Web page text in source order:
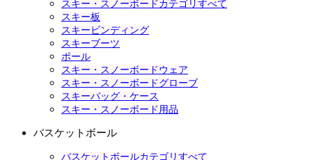
スキー・スノーボードカテゴリすべて
スキー板
スキービンディング
スキーブーツ
ポール
スキー・スノーボードウェア
スキー・スノーボードグローブ
スキーバッグ・ケース
スキー・スノーボード用品
バスケットボール
バスケットボールカテゴリすべて